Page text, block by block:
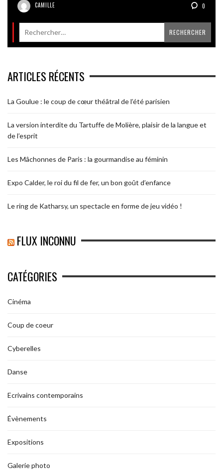
CAMILLE 0
ARTICLES RÉCENTS
La Goulue : le coup de cœur théâtral de l’été parisien
La version interdite du Tartuffe de Molière, plaisir de la langue et
de l’esprit
Les Mâchonnes de Paris : la gourmandise au féminin
Expo Calder, le roi du fil de fer, un bon goût d’enfance
Le ring de Katharsy, un spectacle en forme de jeu vidéo !
FLUX INCONNU
CATÉGORIES
Cinéma
Coup de coeur
Cyberelles
Danse
Ecrivains contemporains
Évènements
Expositions
Galerie photo